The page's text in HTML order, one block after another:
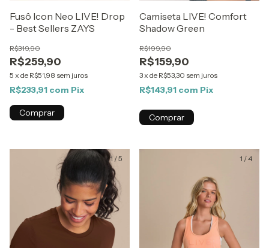
Fusô Icon Neo LIVE! Drop
- Best Sellers ZAYS
R$259,90
R$319,90
5 x de R$51,98 sem juros
R$233,91 com Pix
Comprar
Camiseta LIVE! Comfort
Shadow Green
R$159,90
R$199,90
3x de R$53,30 sem juros
R$143,91 com Pix
Comprar
1 /5 1 /4